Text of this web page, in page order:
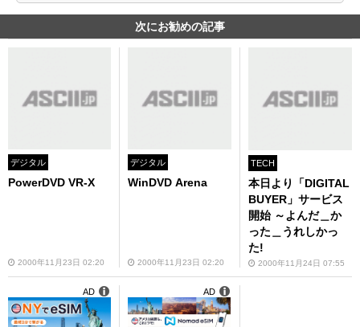
次にお勧めの記事
デジタル
PowerDVD VR-X
2000年11月23日 02:20
デジタル
WinDVD Arena
2000年11月23日 02:20
TECH
本日より「DIGITAL
BUYER」サービス
開始 ～よんだ＿か
った＿うれしかっ
た!
2000年11月24日 07:55
AD AD